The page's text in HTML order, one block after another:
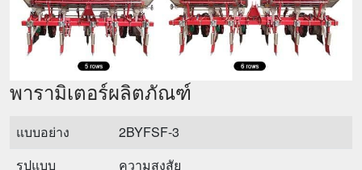
พารามิเตอร์ผลิตภัณฑ์
แบบอย่าง
2BYFSF-3
รูปแบบ
ความสงสัย